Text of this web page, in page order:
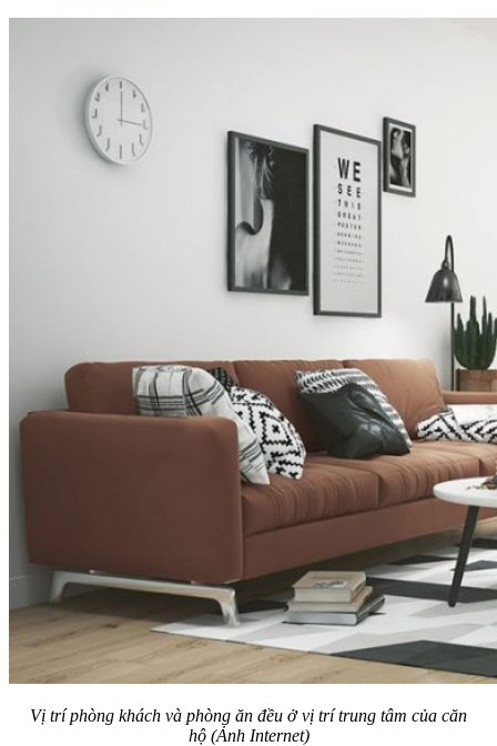
Vị trí phòng khách và phòng ăn đều ở vị trí trung tâm của căn
hộ (Ảnh Internet)